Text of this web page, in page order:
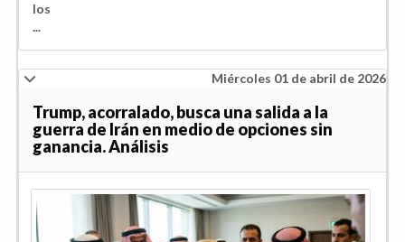
los
...
Miércoles 01 de abril de 2026
Trump, acorralado, busca una salida a la
guerra de Irán en medio de opciones sin
ganancia. Análisis